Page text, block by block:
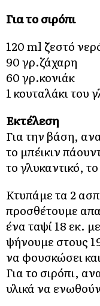
Για το σιρόπι
120 ml ζεστό
90 γρ.ζάχαρη
60 γρ.κονιάκ
1 κουταλάκι του
Εκτέλεση
Για την βάση,
το μπέικιν
το γλυκαντικό,
Κτυπάμε τα 2
προσθέτουμε
ένα ταψί 18 εκ.
ψήνουμε στους
να φουσκώσει
Για το σιρόπι,
υλικά να